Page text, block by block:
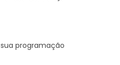
programação